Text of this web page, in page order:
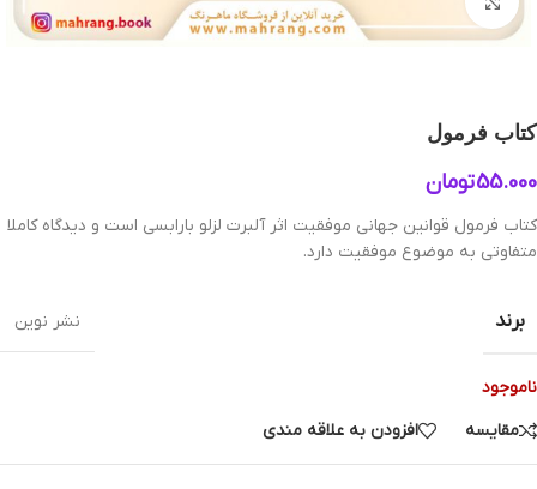
کتاب فرمول
55.000تومان
کتاب فرمول قوانین جهانی موفقیت اثر آلبرت لزلو بارابسی است و دیدگاه کاملا
متفاوتی به موضوع موفقیت دارد.
برند نشر نوین
ناموجود
مقایسه
افزودن به علاقه مندی